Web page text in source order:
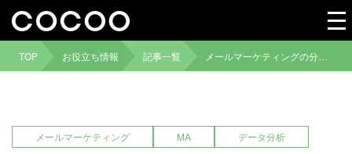
TOP お役立ち情報 記事一覧 メールマーケティングの分析方法とは？おさえておきたい効果測定の指標や具体的な改善策を解説！
メールマーケティング MA データ分析